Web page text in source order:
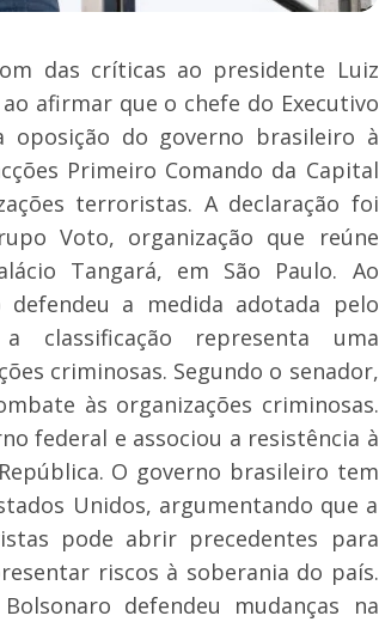
das críticas ao presidente Luiz
afirmar que o chefe do Executivo
oposição do governo brasileiro à
Primeiro Comando da Capital
terroristas. A declaração foi
Voto, organização que reúne
Tangará, em São Paulo. Ao
a medida adotada pelo
classificação representa uma
criminosas. Segundo o senador,
às organizações criminosas.
federal e associou a resistência à
O governo brasileiro tem
Unidos, argumentando que a
pode abrir precedentes para
riscos à soberania do país.
defendeu mudanças na